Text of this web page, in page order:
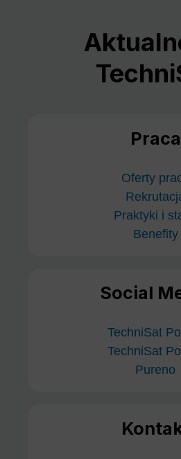
Praca
Oferty
Praktyki i
Benefity
Social
TechniSat
TechniSat
Pureno